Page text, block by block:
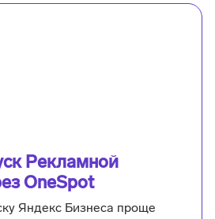
Рекламной
OneSpot
Яндекс Бизнеса проще